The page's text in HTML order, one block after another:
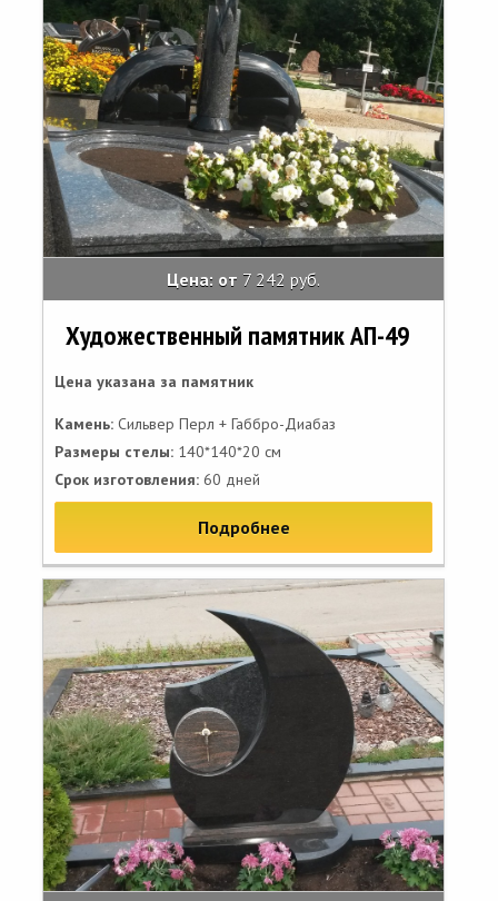
Цена: от 7 242 руб.
Художественный памятник АП-49
Цена указана за памятник
Камень: Сильвер Перл + Габбро-Диабаз
Размеры стелы: 140*140*20 см
Срок изготовления: 60 дней
Подробнее